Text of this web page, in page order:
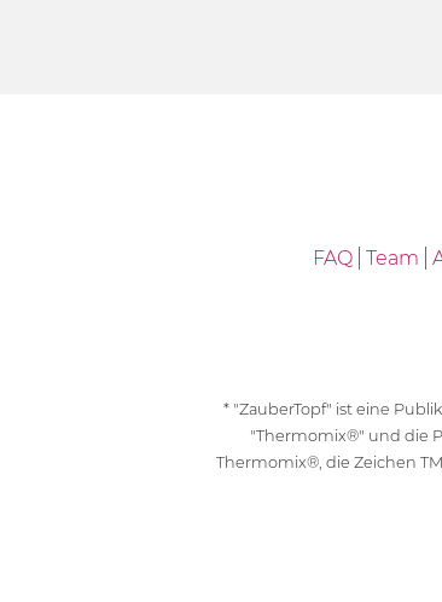
FAQ Team
* "ZauberTopf" ist eine
"Thermomix®" und die
Thermomix®, die Zeichen